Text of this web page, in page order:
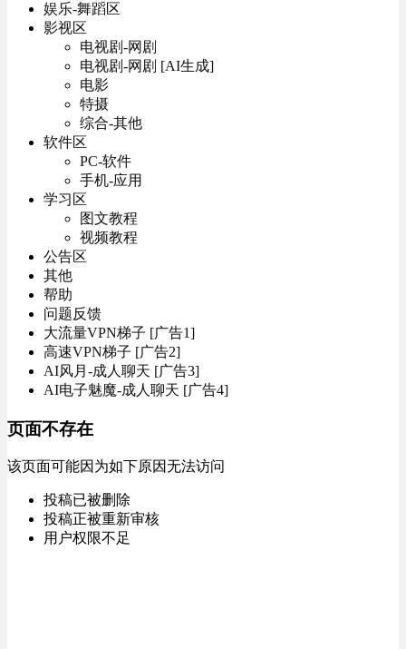
娱乐-舞蹈区
影视区
电视剧-网剧
电视剧-网剧 [AI生成]
电影
特摄
综合-其他
软件区
PC-软件
手机-应用
学习区
图文教程
视频教程
公告区
其他
帮助
问题反馈
大流量VPN梯子 [广告1]
高速VPN梯子 [广告2]
AI风月-成人聊天 [广告3]
AI电子魅魔-成人聊天 [广告4]
页面不存在
该页面可能因为如下原因无法访问
投稿已被删除
投稿正被重新审核
用户权限不足